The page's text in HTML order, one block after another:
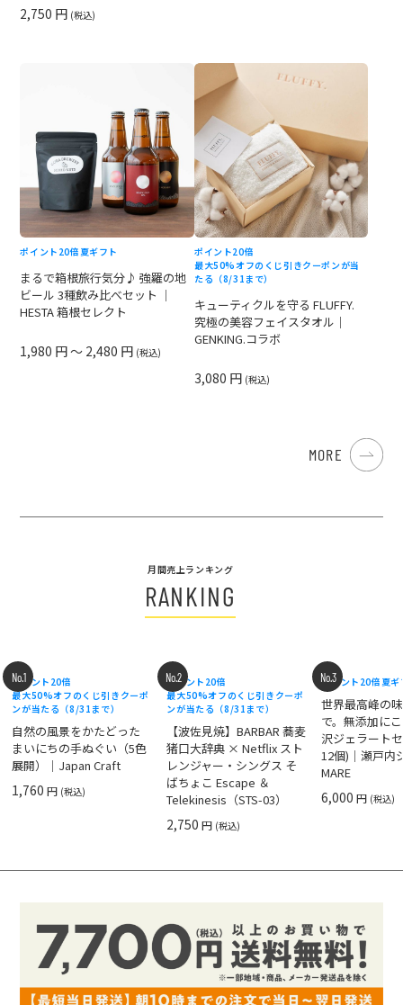
2,750 円 (税込)
ポイント20倍 夏ギフト
まるで箱根旅行気分♪ 強羅の地
ビール 3種飲み比べセット ｜
HESTA 箱根セレクト
1,980 円 ～ 2,480 円 (税込)
ポイント20倍
最大50%オフのくじ引きクーポンが当
たる（8/31まで）
キューティクルを守る FLUFFY.
究極の美容フェイスタオル｜
GENKING.コラボ
3,080 円 (税込)
MORE
月間売上ランキング
RANKING
No.1
ポイント20倍
最大50%オフのくじ引きクーポ
ンが当たる（8/31まで）
自然の風景をかたどった
まいにちの手ぬぐい（5色
展開）｜Japan Craft
1,760円 (税込)
No.2
ポイント20倍
最大50%オフのくじ引きクーポ
ンが当たる（8/31まで）
【波佐見焼】BARBAR 蕎麦
猪口大辞典 × Netflix スト
レンジャー・シングス そ
ばちょこ Escape ＆
Telekinesis（STS-03）
2,750円 (税込)
No.3
ポイント20倍 夏
世界最高峰の
で。無添加に
沢ジェラート
12個)｜瀬戸内
MARE
6,000円 (税込)